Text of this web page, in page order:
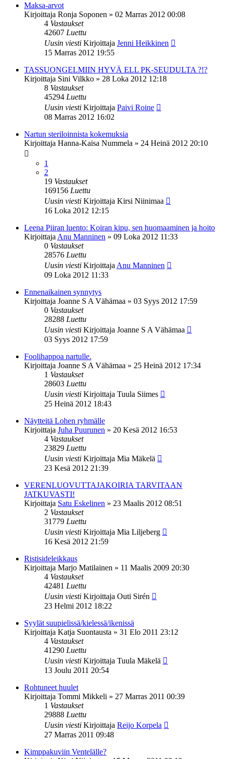
Maksa-arvot
Kirjoittaja Ronja Soponen » 02 Marras 2012 00:08
4 Vastaukset
42607 Luettu
Uusin viesti Kirjoittaja Jenni Heikkinen
15 Marras 2012 19:55
TASSUONGELMIIN HYVÄ ELL PK-SEUDULTA ?!?
Kirjoittaja Sini Vilkko » 28 Loka 2012 12:18
8 Vastaukset
45294 Luettu
Uusin viesti Kirjoittaja Paivi Roine
08 Marras 2012 16:02
Nartun steriloinnista kokemuksia
Kirjoittaja Hanna-Kaisa Nummela » 24 Heinä 2012 20:10
1
2
19 Vastaukset
169156 Luettu
Uusin viesti Kirjoittaja Kirsi Niinimaa
16 Loka 2012 12:15
Leena Piiran luento: Koiran kipu, sen huomaaminen ja hoito
Kirjoittaja Anu Manninen » 09 Loka 2012 11:33
0 Vastaukset
28576 Luettu
Uusin viesti Kirjoittaja Anu Manninen
09 Loka 2012 11:33
Ennenaikainen synnytys
Kirjoittaja Joanne S A Vähämaa » 03 Syys 2012 17:59
0 Vastaukset
28288 Luettu
Uusin viesti Kirjoittaja Joanne S A Vähämaa
03 Syys 2012 17:59
Foolihappoa nartulle.
Kirjoittaja Joanne S A Vähämaa » 25 Heinä 2012 17:34
1 Vastaukset
28603 Luettu
Uusin viesti Kirjoittaja Tuula Siimes
25 Heinä 2012 18:43
Näytteitä Lohen ryhmälle
Kirjoittaja Juha Puurunen » 20 Kesä 2012 16:53
4 Vastaukset
23829 Luettu
Uusin viesti Kirjoittaja Mia Mäkelä
23 Kesä 2012 21:39
VERENLUOVUTTAJAKOIRIA TARVITAAN
JATKUVASTI!
Kirjoittaja Satu Eskelinen » 23 Maalis 2012 08:51
2 Vastaukset
31779 Luettu
Uusin viesti Kirjoittaja Mia Liljeberg
16 Kesä 2012 21:59
Ristisideleikkaus
Kirjoittaja Marjo Matilainen » 11 Maalis 2009 20:30
4 Vastaukset
42481 Luettu
Uusin viesti Kirjoittaja Outi Sirén
23 Helmi 2012 18:22
Syylät suupielissä/kielessä/ikenissä
Kirjoittaja Katja Suontausta » 31 Elo 2011 23:12
4 Vastaukset
41290 Luettu
Uusin viesti Kirjoittaja Tuula Mäkelä
13 Joulu 2011 20:54
Rohtuneet huulet
Kirjoittaja Tommi Mikkeli » 27 Marras 2011 00:39
1 Vastaukset
29888 Luettu
Uusin viesti Kirjoittaja Reijo Korpela
27 Marras 2011 09:48
Kimppakuviin Ventelälle?